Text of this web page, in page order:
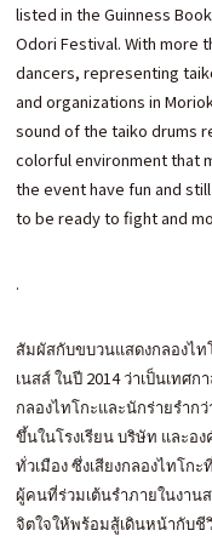
listed in the Guinness
Odori Festival. With more
dancers, representing
and organizations in
sound of the taiko drums
colorful environment that
the event have fun and
to be ready to fight and
.
สัมผัสกับขบวนแสดงกลองไ
เนสส์ ในปี 2014 ว่าเป็นเท
กลองไทโกะและนักร่ายรำ
ขึ้นในโรงเรียน บริษัท และอ
ทั่วเมือง ซึ่งเสียงกลองไทโก
ผู้คนที่ร่วมเต้นรำภายในงาน
จิตใจให้พร้อมสู้เดินหน้ากับชี